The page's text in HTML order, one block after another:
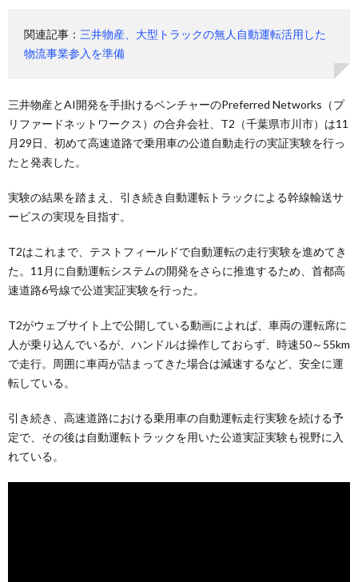
関連記事： 三井物産、大型トラックの無人自動運転活用した
物流事業参入を準備
三井物産とAI開発を手掛けるベンチャーのPreferred Networks（プ
リファードネットワークス）の合弁会社、T2（千葉県市川市）は11
月29日、初めて高速道路で乗用車の公道自動走行の実証実験を行っ
たと発表した。
実験の結果を踏まえ、引き続き自動運転トラックによる幹線輸送サ
ービスの実現を目指す。
T2はこれまで、テストフィールドで自動運転の走行実験を進めてき
た。11月に自動運転システムの開発をさらに推進するため、首都高
速道路6号線で公道実証実験を行った。
T2がウェブサイト上で公開している動画によれば、車両の運転席に
人が乗り込んでいるが、ハンドルは操作しておらず、時速50～55km
で走行。周囲に車両が詰まってきた場合は減速するなど、安全に運
転している。
引き続き、高速道路における乗用車の自動運転走行実験を続ける予
定で、その後は自動運転トラックを用いた公道実証実験も視野に入
れている。